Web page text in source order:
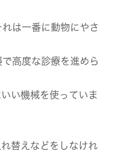
は一番に動物にやさ
高度な診療を進めら
い機械を使っていま
替えなどをしなけれ